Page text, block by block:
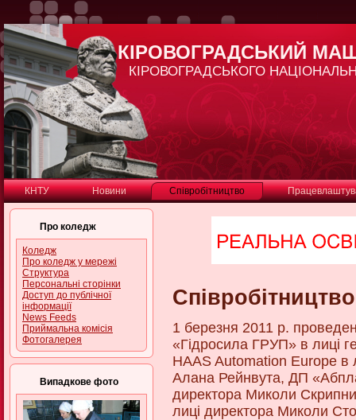
КІРОВОГРАДСЬКИЙ
КІРОВОГРАДСЬКОГО
КНТУ Новини Співробітництво
Про коледж
Коледж
Про коледж у мережі
Структура
Персональні сторінки
Доступ до публічної
інформації
News Feeds
Приймальна комісія
Фотогалерея
Випадкове фото
Співробітництво
1 березня 2011 р.
«Гідросила ГРУП» в лиці
HAAS Automation Europe в
Алана Рейнвута, ДП
директора Миколи
лиці директора Миколи